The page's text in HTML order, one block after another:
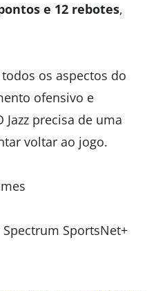
e 12 rebotes,
os aspectos do
ofensivo e
precisa de uma
voltar ao jogo.
SportsNet+